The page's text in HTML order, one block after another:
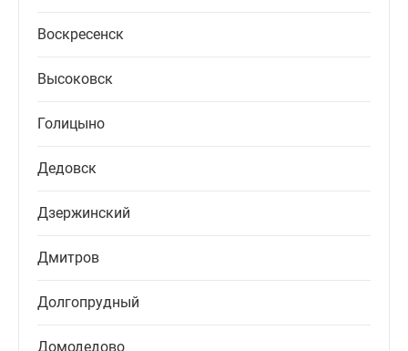
Воскресенск
Высоковск
Голицыно
Дедовск
Дзержинский
Дмитров
Долгопрудный
Домодедово